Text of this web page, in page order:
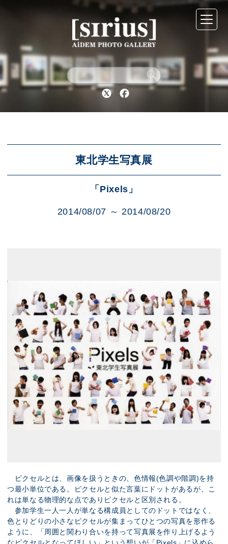
Twitter Facebook
東北学生写真展
「Pixels」
2014/08/07 ～ 2014/08/20
ピクセルとは、画像を扱うときの、色情報(色調や階調)を持
つ最小単位である。ピクセルと似た言葉にドットがあるが、こ
れは単なる物理的な点でありピクセルと区別される。
参加学生一人一人が単なる構成員としてのドットではなく、
色とりどりの小さなピクセルが集まってひとつの写真を形作る
ように、「周囲と関わり合いを持って写真展を作り上げるよう
シリウスについて
展示スケジュール